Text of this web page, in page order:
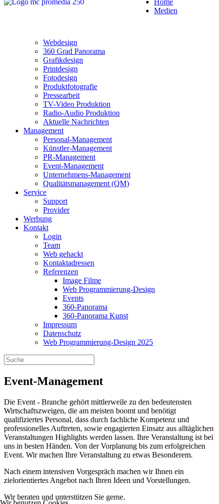
Home
Medien
Webdesign
360 Grad Panorama
Grafikdesign
Printdesign
Fotodesign
Produktfotografie
Pressearbeit
TV-Video Produktion
Radio-Audio Produktion
Aktuelle Nachrichten
Management
Personal-Management
Künstler-Management
PR-Management
Event-Management
Unternehmens-Management
Qualitätsmanagement (QM)
Service
Support
Provider
Werbung
Kontakt
Login
Team
Web gehackt
Kontaktadressen
Referenzen
Image Filme
Web Programmierung-Design
Events
360-Panorama
360-Panorama Kunst
Impressum
Datenschutz
Web Programmierung-Design 2025
Event-Management
Die Event - Branche gehört mittlerweile zu den bedeutensten
Wirtschaftszweigen, die am meisten boomt und benötigt
qualifiziertes Personal, dass durch fachliche Kompetenz und
professionelles Auftreten, sowie engagierten Einsatz aus alltäglichen
Veranstaltungen Highlights werden lassen. Ihre Veranstaltung ist bei
uns in besten Händen. Von der Vorplanung bis zum erfolgreichen
Event. Wir machen Ihre Veranstaltung zu etwas Besonderem.
Nach einem intensiven Vorgespräch machen wir Ihnen ein
zielorientiertes Angebot nach Ihren Ideen und Vorstellungen.
Wir beraten und unterstützen Sie gerne.